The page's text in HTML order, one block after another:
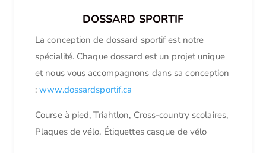
DOSSARD SPORTIF
La conception de dossard sportif est notre
spécialité. Chaque dossard est un projet unique
et nous vous accompagnons dans sa conception
:www.dossardsportif.ca
Course à pied, Triahtlon, Cross-country scolaires,
Plaques de vélo, Étiquettes casque de vélo